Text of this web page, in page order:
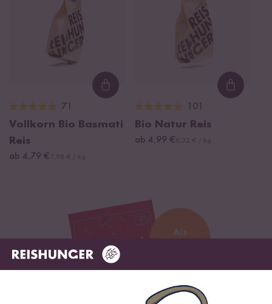
Loading...
71
Vollkorn Bio Basmati
Reis
ab 4,79 €
101
Bio Natur Reis
ab 4,99 €